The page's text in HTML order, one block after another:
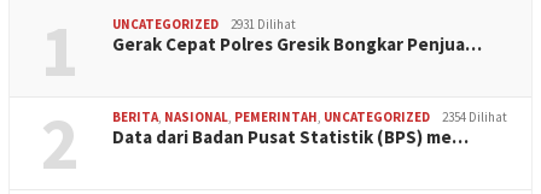
1 UNCATEGORIZED 2931 Dilihat
Gerak Cepat Polres Gresik Bongkar Penjua…
2 BERITA, NASIONAL, PEMERINTAH, UNCATEGORIZED 2354 Dilihat
Data dari Badan Pusat Statistik (BPS) me…